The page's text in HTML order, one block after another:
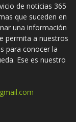
de noticias 365
que suceden en
una información
permita a nuestros
para conocer la
Ese es nuestro